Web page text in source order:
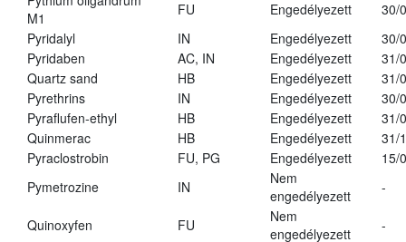
M1
FU Engedélyezett
30/
Pyridalyl
IN Engedélyezett
30/
Pyridaben
AC, IN Engedélyezett
31/
Quartz sand
HB Engedélyezett
31/
Pyrethrins
IN Engedélyezett
30/
Pyraflufen-ethyl
HB Engedélyezett
31/
Quinmerac
HB Engedélyezett
31/
Pyraclostrobin
FU, PG Engedélyezett
15/
Pymetrozine
IN
Nem
engedélyezett
-
Quinoxyfen FU
Nem
engedélyezett
-